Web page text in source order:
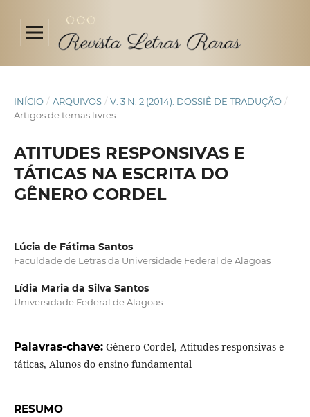
INÍCIO / ARQUIVOS / V. 3 N. 2 (2014): DOSSIÊ DE TRADUÇÃO /
Artigos de temas livres
ATITUDES RESPONSIVAS E
TÁTICAS NA ESCRITA DO
GÊNERO CORDEL
Lúcia de Fátima Santos
Faculdade de Letras da Universidade Federal de Alagoas
Lídia Maria da Silva Santos
Universidade Federal de Alagoas
Palavras-chave: Gênero Cordel, Atitudes responsivas e
táticas, Alunos do ensino fundamental
RESUMO